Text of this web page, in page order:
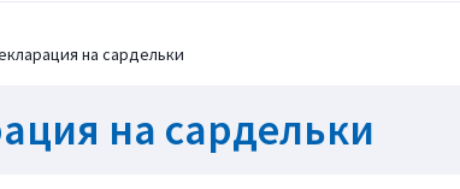
на сардельки
на сардельки